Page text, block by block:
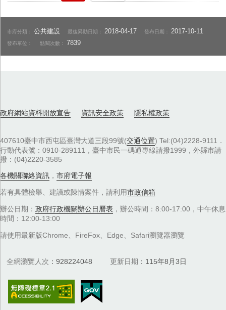
市府分類：公共建設 最後異動日期： 2018-04-17 發布日期： 2017-10-11
發布單位： 點閱次數： 7839
政府網站資料開放宣告 資訊安全政策 隱私權政策
407610臺中市西屯區臺灣大道三段99號(交通位置) Tel:(04)2228-9111．
行動代表號：0910-289111，臺中市民一碼通專線請撥1999，外縣市請
撥：(04)2220-3585
各機關聯絡資訊 ， 市府電子報
若有具體檢舉、建議或陳情案件，請利用市政信箱
辦公日期： 政府行政機關辦公日曆表 ，辦公時間：8:00-17:00，中午休息
時間：12:00-13:00
請使用最新版Chrome、FireFox、Edge、Safari瀏覽器瀏覽
全網瀏覽人次 928224048 更新日期 115年8月3日